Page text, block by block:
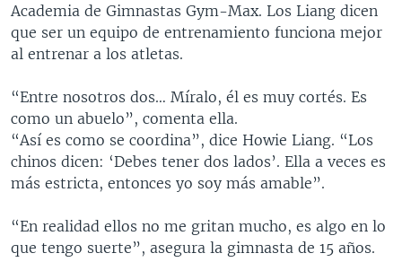
Academia de Gimnastas Gym-Max. Los Liang dicen
que ser un equipo de entrenamiento funciona mejor
al entrenar a los atletas.
“Entre nosotros dos… Míralo, él es muy cortés. Es
como un abuelo”, comenta ella.
“Así es como se coordina”, dice Howie Liang. “Los
chinos dicen: ‘Debes tener dos lados’. Ella a veces es
más estricta, entonces yo soy más amable”.
“En realidad ellos no me gritan mucho, es algo en lo
que tengo suerte”, asegura la gimnasta de 15 años.